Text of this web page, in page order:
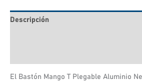
Descripción
El Bastón Mango T Plegable Aluminio